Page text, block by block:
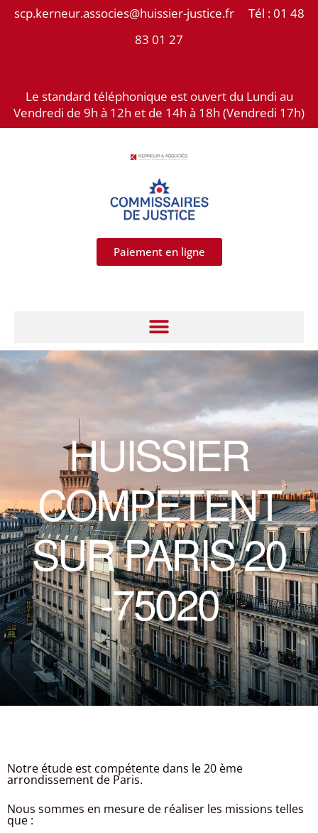
Allerscp.kerneur.associes@huissier-justice.fr Tél :01 48
83 01 27
Le standard téléphonique est ouvert du Lundi au
Vendredi de 9h à 12h et de 14h à 18h (Vendredi 17h)
Paiement en ligne
HUISSIER
COMPETENT
SUR PARIS 20
-75020
Notre étude est compétente dans le 20 ème
arrondissement de Paris.
Nous sommes en mesure de réaliser les missions telles
que :